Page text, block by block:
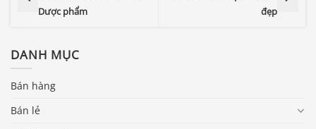
Dược phẩm
đẹp
DANH MỤC
Bán hàng
Bán lẻ